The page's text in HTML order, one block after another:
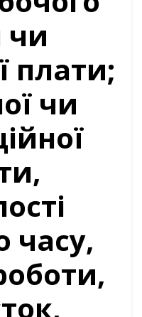
чи
плати;
чи
часу,